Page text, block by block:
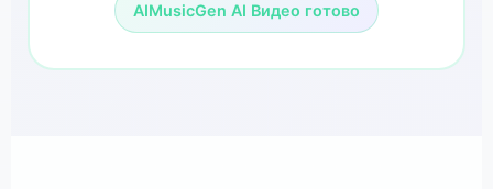
AIMusicGen AI Видео готово